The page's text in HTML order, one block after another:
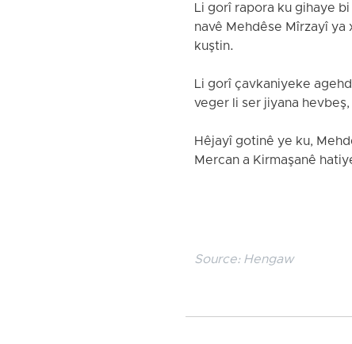
Li gorî rapora ku gihaye
navê Mehdêse Mîrzayî
kuştin.
Li gorî çavkaniyeke
veger li ser jiyana
Hêjayî gotinê ye ku,
Mercan a Kirmaşanê
Source: Hengaw